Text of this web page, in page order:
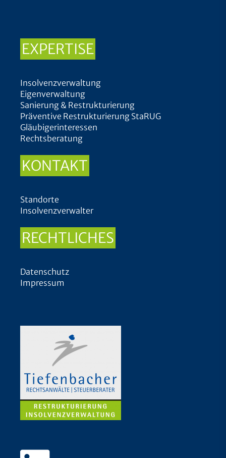
EXPERTISE
Insolvenzverwaltung
Eigenverwaltung
Sanierung & Restrukturierung
Präventive Restrukturierung StaRUG
Gläubigerinteressen
Rechtsberatung
KONTAKT
Standorte
Insolvenzverwalter
RECHTLICHES
Datenschutz
Impressum